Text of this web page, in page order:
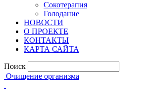
Сокотерапия
Голодание
НОВОСТИ
О ПРОЕКТЕ
КОНТАКТЫ
КАРТА САЙТА
Поиск
Очищение организма